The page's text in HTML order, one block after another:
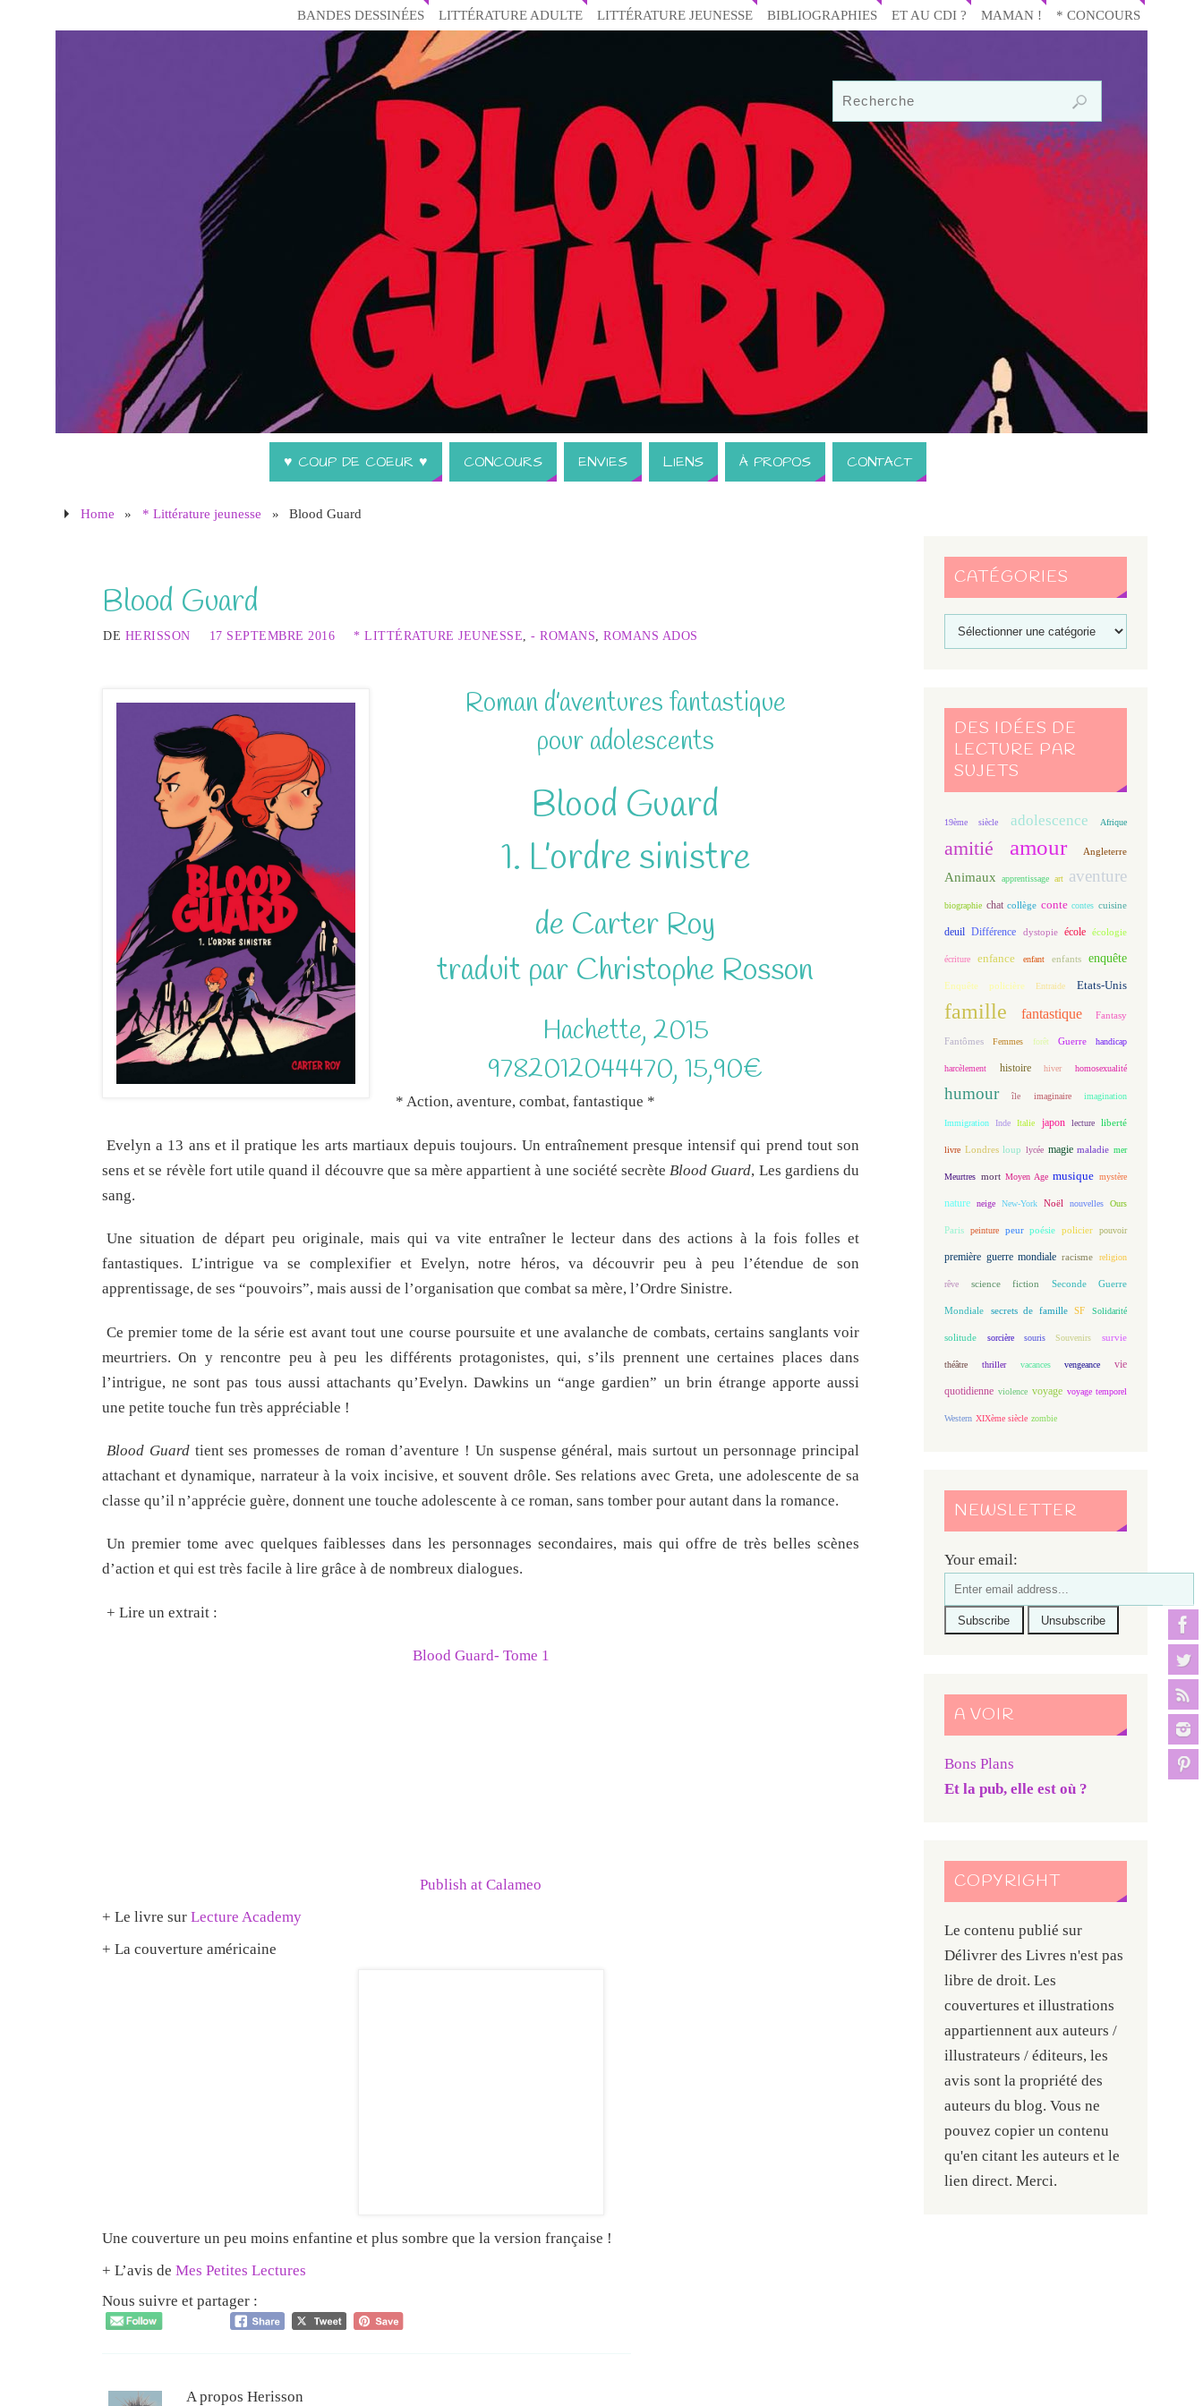
BANDES DESSINÉES LITTÉRATURE ADULTE LITTÉRATURE JEUNESSE BIBLIOGRAPHIES ET AU CDI ? MAMAN ! * CONCOURS
♥ COUP DE COEUR ♥ CONCOURS ENVIES LIENS À PROPOS CONTACT
Home » * Littérature jeunesse » Blood Guard
Blood Guard
DE HERISSON 17 SEPTEMBRE 2016 * LITTÉRATURE JEUNESSE - ROMANS ROMANS ADOS
Roman d’aventures fantastique
pour adolescents
Blood Guard
1. L’ordre sinistre
de Carter Roy
traduit par Christophe Rosson
Hachette, 2015
9782012044470, 15,90€
* Action, aventure, combat, fantastique *
Evelyn a 13 ans et il pratique les arts martiaux depuis toujours. Un entraînement presque intensif qui prend tout son
sens et se révèle fort utile quand il découvre que sa mère appartient à une société secrèteBlood Guard, Les gardiens du
sang.
Une situation de départ peu originale, mais qui va vite entraîner le lecteur dans des actions à la fois folles et
fantastiques. L’intrigue va se complexifier et Evelyn, notre héros, va découvrir peu à peu l’étendue de son
apprentissage, de ses “pouvoirs”, mais aussi de l’organisation que combat sa mère, l’Ordre Sinistre.
Ce premier tome de la série est avant tout une course poursuite et une avalanche de combats, certains sanglants voir
meurtriers. On y rencontre peu à peu les différents protagonistes, qui, s’ils prennent une certaines places dans
l’intrigue, ne sont pas tous aussi attachants qu’Evelyn. Dawkins un “ange gardien” un brin étrange apporte aussi
une petite touche fun très appréciable !
Blood Guardtient ses promesses de roman d’aventure ! Un suspense général, mais surtout un personnage principal
attachant et dynamique, narrateur à la voix incisive, et souvent drôle. Ses relations avec Greta, une adolescente de sa
classe qu’il n’apprécie guère, donnent une touche adolescente à ce roman, sans tomber pour autant dans la romance.
Un premier tome avec quelques faiblesses dans les personnages secondaires, mais qui offre de très belles scènes
d’action et qui est très facile à lire grâce à de nombreux dialogues.
+ Lire un extrait :
Blood Guard- Tome 1
Publish at Calameo
+ Le livre sur Lecture Academy
+ La couverture américaine
Une couverture un peu moins enfantine et plus sombre que la version française !
+ L’avis de Mes Petites Lectures
Nous suivre et partager :
A propos Herisson
CATÉGORIES
DES IDÉES DE
LECTURE PAR
SUJETS
19ème siècle adolescence Afrique
amitié amour Angleterre
Animaux apprentissage art aventure
biographie chat collège conte contes cuisine
deuil Différence dystopie école écologie
écriture enfance enfant enfants enquête
Enquête policière Entraide Etats-Unis
famille fantastique Fantasy
Fantômes Femmes forêt Guerre handicap
harcèlement histoire hiver homosexualité
humour île imaginaire imagination
Immigration Inde Italie japon lecture liberté
livre Londres loup lycée magie maladie mer
Meurtres mort Moyen Age musique mystère
nature neige New-York Noël nouvelles Ours
Paris peinture peur poésie policier pouvoir
première guerre mondiale racisme religion
rêve science fiction Seconde Guerre
Mondiale secrets de famille SF Solidarité
solitude sorcière souris Souvenirs survie
théâtre thriller vacances vengeance vie
quotidienne violence voyage voyage temporel
Western XIXème siècle zombie
NEWSLETTER
Your email:
A VOIR
Bons Plans
Et la pub, elle est où ?
COPYRIGHT
Le contenu publié sur
Délivrer des Livres n'est pas
libre de droit. Les
couvertures et illustrations
appartiennent aux auteurs /
illustrateurs / éditeurs, les
avis sont la propriété des
auteurs du blog. Vous ne
pouvez copier un contenu
qu'en citant les auteurs et le
lien direct. Merci.